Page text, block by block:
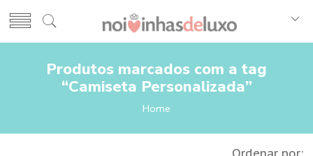
Produtos marcados com a tag
“Camiseta Personalizada”
Home